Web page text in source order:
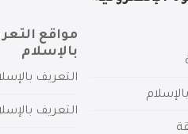
مواقع
بالإسلام
التعريف
التعريف